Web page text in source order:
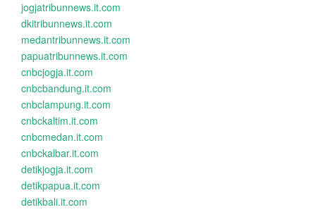
jogjatribunnews.it.com
dkitribunnews.it.com
medantribunnews.it.com
papuatribunnews.it.com
cnbcjogja.it.com
cnbcbandung.it.com
cnbclampung.it.com
cnbckaltim.it.com
cnbcmedan.it.com
cnbckalbar.it.com
detikjogja.it.com
detikpapua.it.com
detikbali.it.com